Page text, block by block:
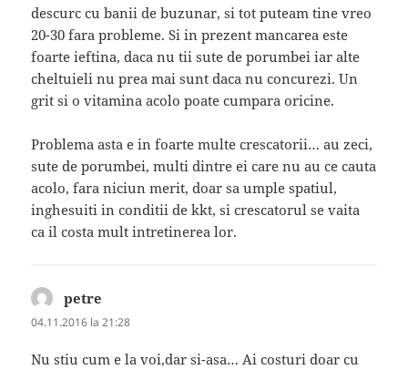
descurc cu banii de buzunar, si tot puteam tine vreo
20-30 fara probleme. Si in prezent mancarea este
foarte ieftina, daca nu tii sute de porumbei iar alte
cheltuieli nu prea mai sunt daca nu concurezi. Un
grit si o vitamina acolo poate cumpara oricine.
Problema asta e in foarte multe crescatorii… au zeci,
sute de porumbei, multi dintre ei care nu au ce cauta
acolo, fara niciun merit, doar sa umple spatiul,
inghesuiti in conditii de kkt, si crescatorul se vaita
ca il costa mult intretinerea lor.
petre
04.11.2016 la 21:28
Nu stiu cum e la voi,dar si-asa… Ai costuri doar cu